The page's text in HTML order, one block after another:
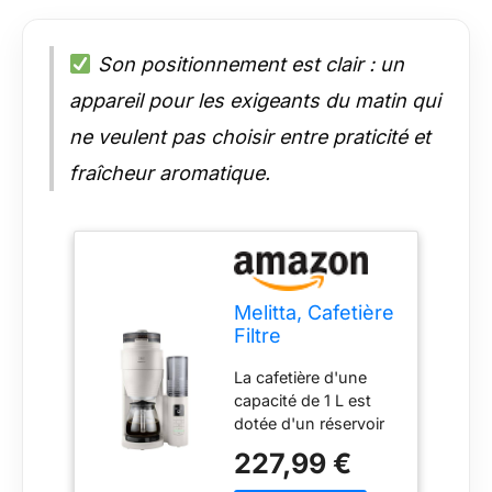
Son positionnement est clair : un
appareil pour les exigeants du matin qui
ne veulent pas choisir entre praticité et
fraîcheur aromatique.
Melitta, Cafetière
Filtre
X Édition Limitée
1,5 L Gris,
Cafetière Filtre
avec Moulin en
Céramique
La cafetière d'une
capacité de 1 L est
dotée d'un réservoir
à remplir et à nettoyer
227,99 €